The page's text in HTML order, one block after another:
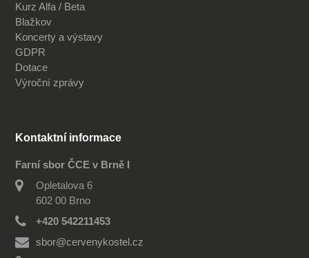
Kurz Alfa / Beta
Blažkov
Koncerty a výstavy
GDPR
Dotace
Výroční zprávy
Kontaktní informace
Farní sbor ČCE v Brně I
Opletalova 6
602 00 Brno
+420 542211453
sbor@cervenykostel.cz